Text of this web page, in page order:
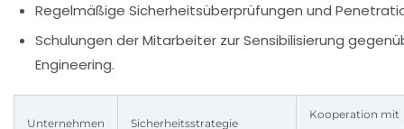
Regelmäßige Sicherheitsüberprüfungen und
Schulungen der Mitarbeiter zur Sensibilisierung
Engineering.
Unternehmen Sicherheitsstrategie
Kooperation mit